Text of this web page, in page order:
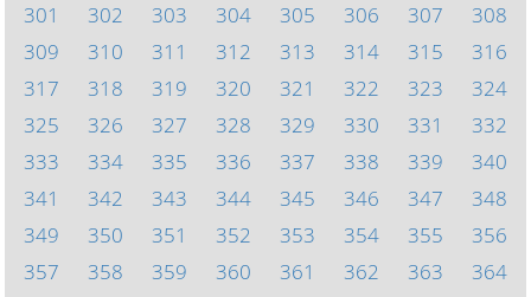
301
302 303 304 305 306 307
308
309
310 311 312 313 314 315
316
317
318 319 320 321 322 323
324
325
326 327 328 329 330 331
332
333
334 335 336 337 338 339
340
341
342 343 344 345 346 347
348
349
350 351 352 353 354 355
356
357
358 359 360 361 362 363
364